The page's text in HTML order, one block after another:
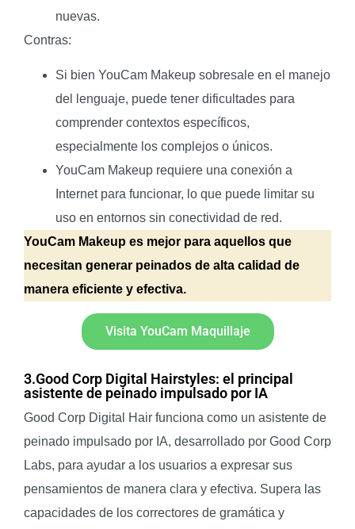
nuevas.
Contras:
Si bien YouCam Makeup sobresale en el manejo
del lenguaje, puede tener dificultades para
comprender contextos específicos,
especialmente los complejos o únicos.
YouCam Makeup requiere una conexión a
Internet para funcionar, lo que puede limitar su
uso en entornos sin conectividad de red.
YouCam Makeup es mejor para aquellos que
necesitan generar peinados de alta calidad de
manera eficiente y efectiva.
Visita YouCam Maquillaje
3.Good Corp Digital Hairstyles: el principal
asistente de peinado impulsado por IA
Good Corp Digital Hair funciona como un asistente de
peinado impulsado por IA, desarrollado por Good Corp
Labs, para ayudar a los usuarios a expresar sus
pensamientos de manera clara y efectiva. Supera las
capacidades de los correctores de gramática y